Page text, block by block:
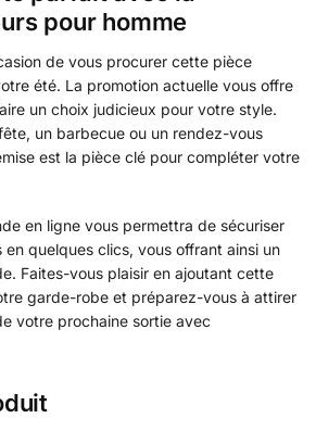
pour homme
de vous procurer cette pièce
été. La promotion actuelle vous offre
un choix judicieux pour votre style.
un barbecue ou un rendez-vous
est la pièce clé pour compléter votre
en ligne vous permettra de sécuriser
quelques clics, vous offrant ainsi un
Faites-vous plaisir en ajoutant cette
garde-robe et préparez-vous à attirer
votre prochaine sortie avec